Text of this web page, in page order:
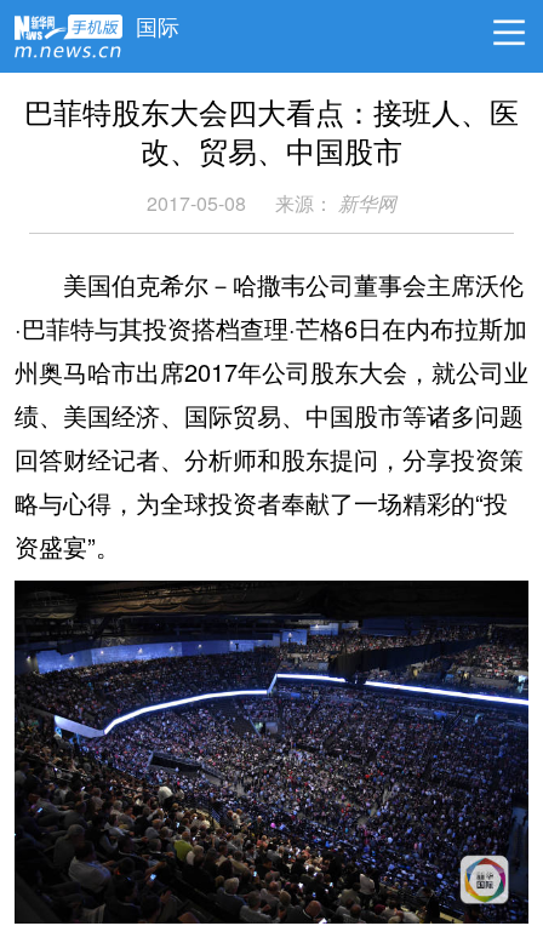
国际
巴菲特股东大会四大看点：接班人、医
改、贸易、中国股市
2017-05-08 来源： 新华网
美国伯克希尔－哈撒韦公司董事会主席沃伦
·巴菲特与其投资搭档查理·芒格6日在内布拉斯加
州奥马哈市出席2017年公司股东大会，就公司业
绩、美国经济、国际贸易、中国股市等诸多问题
回答财经记者、分析师和股东提问，分享投资策
略与心得，为全球投资者奉献了一场精彩的“投
资盛宴”。